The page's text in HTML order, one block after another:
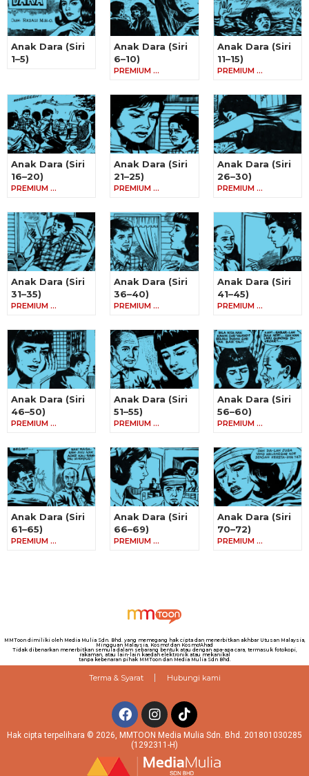
Anak Dara (Siri
1–5)
Anak Dara (Siri
6–10)
PREMIUM …
Anak Dara (Siri
11–15)
PREMIUM …
Anak Dara (Siri
16–20)
PREMIUM …
Anak Dara (Siri
21–25)
PREMIUM …
Anak Dara (Siri
26–30)
PREMIUM …
Anak Dara (Siri
31–35)
PREMIUM …
Anak Dara (Siri
36–40)
PREMIUM …
Anak Dara (Siri
41–45)
PREMIUM …
Anak Dara (Siri
46–50)
PREMIUM …
Anak Dara (Siri
51–55)
PREMIUM …
Anak Dara (Siri
56–60)
PREMIUM …
Anak Dara (Siri
61–65)
PREMIUM …
Anak Dara (Siri
66–69)
PREMIUM …
Anak Dara (Siri
70–72)
PREMIUM …
MMToon dimiliki oleh Media Mulia Sdn. Bhd. yang memegang hak cipta dan menerbitkan akhbar Utusan Malaysia,
Mingguan Malaysia, Kosmo! dan Kosmo!Ahad
Tidak dibenarkan menerbitkan semula dalam sebarang bentuk atau dengan apa-apa cara, termasuk fotokopi,
rakaman, atau lain-lain kaedah elektronik atau mekanikal
tanpa kebenaran pihak MMToon dan Media Mulia Sdn Bhd.
Terma & Syarat Hubungi kami
Hak cipta terpelihara © 2026, MMTOON Media Mulia Sdn. Bhd. 201801030285
(1292311-H)